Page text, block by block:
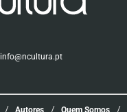
info@ncultura.pt
Autores Quem Somos